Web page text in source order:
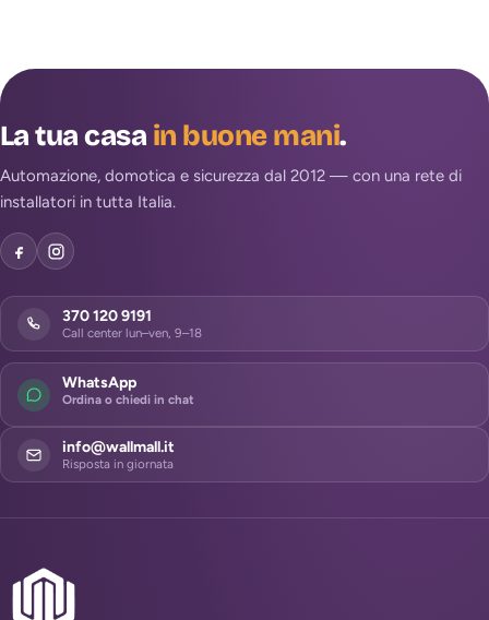
La tua casain buone mani.
Automazione, domotica e sicurezza dal 2012 — con una rete di
installatori in tutta Italia.
370 120 9191
Call center lun–ven, 9–18
WhatsApp
Ordina o chiedi in chat
info@wallmall.it
Risposta in giornata